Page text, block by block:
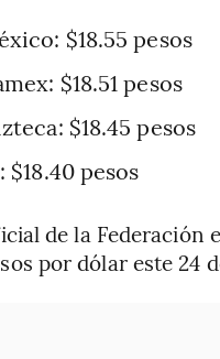
$18.55 pesos
$18.51 pesos
$18.45 pesos
$18.40 pesos
de la Federación
por dólar este 24